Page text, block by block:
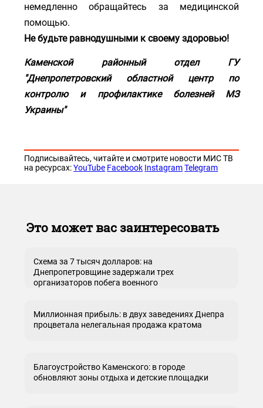
немедленно обращайтесь за медицинской
помощью.
Не будьте равнодушными к своему здоровью!
Каменской районный отдел ГУ
"Днепропетровский областной центр по
контролю и профилактике болезней МЗ
Украины"
Подписывайтесь, читайте и смотрите новости МИС ТВ
на ресурсах:YouTube Facebook Instagram Telegram
Это может вас заинтересовать
Схема за 7 тысяч долларов: на
Днепропетровщине задержали трех
организаторов побега военного
Миллионная прибыль: в двух заведениях Днепра
процветала нелегальная продажа кратома
Благоустройство Каменского: в городе
обновляют зоны отдыха и детские площадки